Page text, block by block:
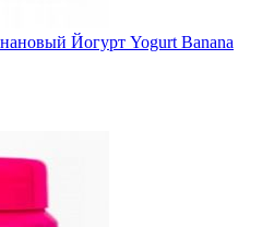
Йогурт Yogurt Banana